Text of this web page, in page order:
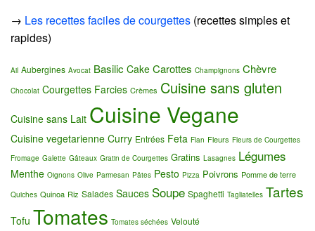
→ Les recettes faciles de courgettes (recettes simples et
rapides)
Ail Aubergines Avocat Basilic Cake Carottes Champignons Chèvre
Chocolat Courgettes Farcies Crèmes Cuisine sans gluten
Cuisine sans Lait Cuisine Vegane
Cuisine vegetarienne Curry Entrées Feta Flan Fleurs Fleurs de Courgettes
Fromage Galette Gâteaux Gratin de Courgettes Gratins Lasagnes Légumes
Menthe Oignons Olive Parmesan Pâtes Pesto Pizza Poivrons Pomme de terre
Quiches Quinoa Riz Salades Sauces Soupe Spaghetti Tagliatelles Tartes
Tofu Tomates Tomates séchées Velouté